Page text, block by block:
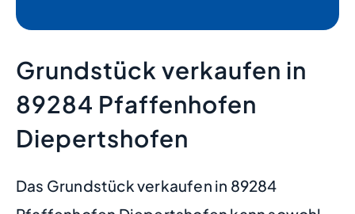
Grundstück verkaufen in
89284 Pfaffenhofen
Diepertshofen
Das Grundstück verkaufen in 89284